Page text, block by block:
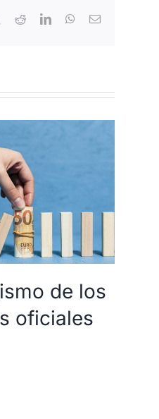
RedditLinkedInWhatsApp
Correo
de los
oficiales